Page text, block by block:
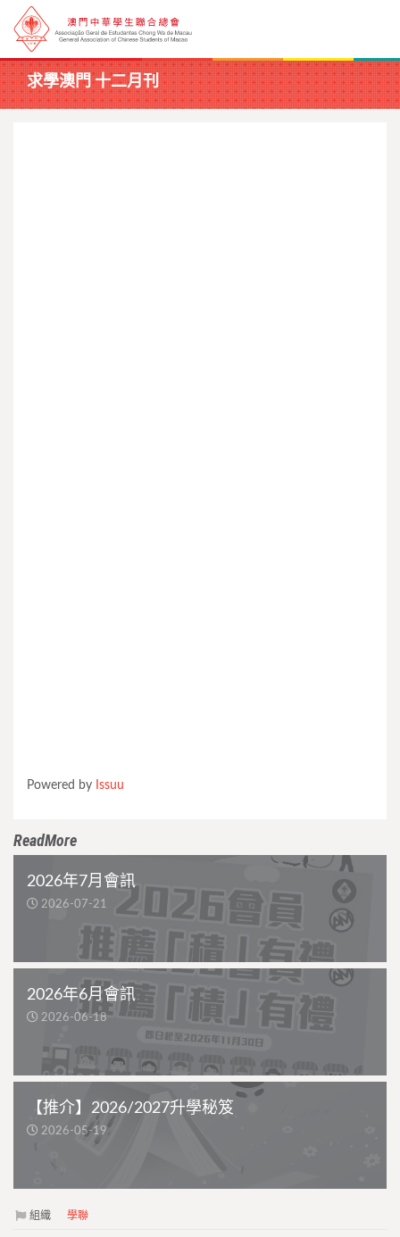
求學澳門 十二月刊
Powered by Issuu
ReadMore
2026年7月會訊
2026-07-21
2026年6月會訊
2026-06-18
【推介】2026/2027升學秘笈
2026-05-19
組織 學聯